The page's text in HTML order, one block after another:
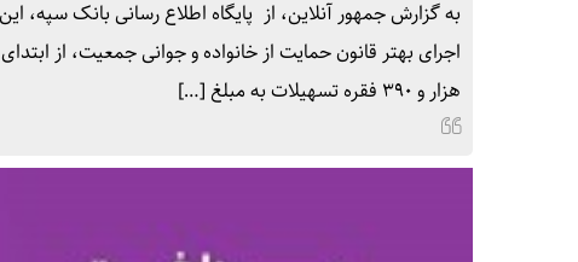
به گزارش جمهور آنلاین، از پایگاه اطلاع رسانی بانک سپه،
هزار و ۳۹۰ فقره تسهیلات به مبلغ […]